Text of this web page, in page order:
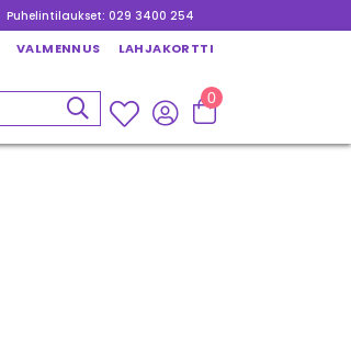
Puhelintilaukset: 029 3400 254
VALMENNUS LAHJAKORTTI
0